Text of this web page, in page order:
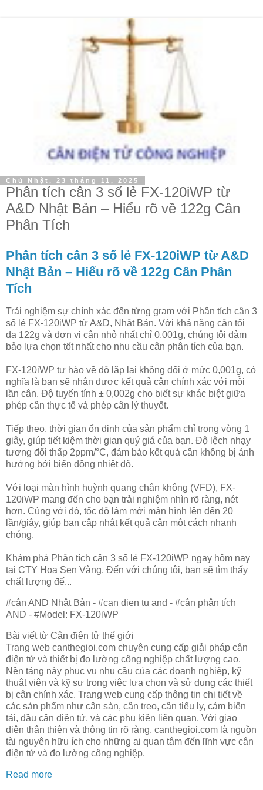
Chủ Nhật, 23 tháng 11, 2025
Phân tích cân 3 số lẻ FX-120iWP từ
A&D Nhật Bản – Hiểu rõ về 122g Cân
Phân Tích
Phân tích cân 3 số lẻ FX-120iWP từ A&D
Nhật Bản – Hiểu rõ về 122g Cân Phân
Tích
Trải nghiệm sự chính xác đến từng gram với Phân tích cân 3
số lẻ FX-120iWP từ A&D, Nhật Bản. Với khả năng cân tối
đa 122g và đơn vị cân nhỏ nhất chỉ 0,001g, chúng tôi đảm
bảo lựa chọn tốt nhất cho nhu cầu cân phân tích của bạn.
FX-120iWP tự hào về độ lặp lại không đổi ở mức 0,001g, có
nghĩa là bạn sẽ nhận được kết quả cân chính xác với mỗi
lần cân. Độ tuyến tính ± 0,002g cho biết sự khác biệt giữa
phép cân thực tế và phép cân lý thuyết.
Tiếp theo, thời gian ổn định của sản phẩm chỉ trong vòng 1
giây, giúp tiết kiệm thời gian quý giá của bạn. Độ lệch nhạy
tương đối thấp 2ppm/°C, đảm bảo kết quả cân không bị ảnh
hưởng bởi biến động nhiệt độ.
Với loại màn hình huỳnh quang chân không (VFD), FX-
120iWP mang đến cho bạn trải nghiệm nhìn rõ ràng, nét
hơn. Cùng với đó, tốc độ làm mới màn hình lên đến 20
lần/giây, giúp bạn cập nhật kết quả cân một cách nhanh
chóng.
Khám phá Phân tích cân 3 số lẻ FX-120iWP ngay hôm nay
tại CTY Hoa Sen Vàng. Đến với chúng tôi, bạn sẽ tìm thấy
chất lượng đế...
#cân AND Nhật Bản - #can dien tu and - #cân phân tích
AND - #Model: FX-120iWP
Bài viết từ Cân điện tử thế giới
Trang web canthegioi.com chuyên cung cấp giải pháp cân
điện tử và thiết bị đo lường công nghiệp chất lượng cao.
Nền tảng này phục vụ nhu cầu của các doanh nghiệp, kỹ
thuật viên và kỹ sư trong việc lựa chọn và sử dụng các thiết
bị cân chính xác. Trang web cung cấp thông tin chi tiết về
các sản phẩm như cân sàn, cân treo, cân tiểu ly, cảm biến
tải, đầu cân điện tử, và các phụ kiện liên quan. Với giao
diện thân thiện và thông tin rõ ràng, canthegioi.com là nguồn
tài nguyên hữu ích cho những ai quan tâm đến lĩnh vực cân
điện tử và đo lường công nghiệp.
Read more